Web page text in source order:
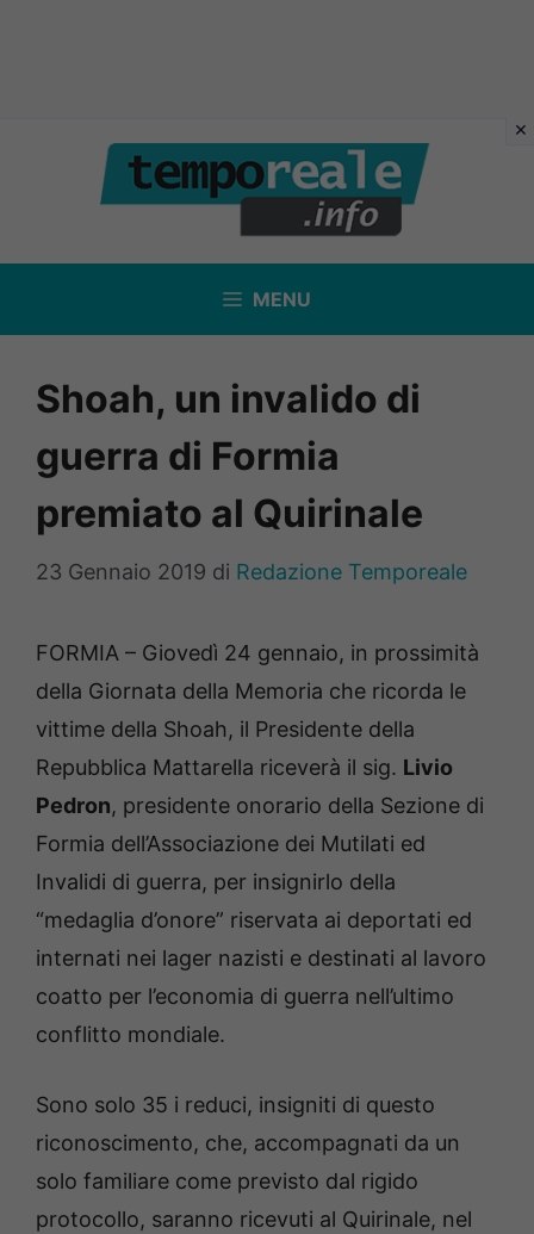
contenuto
MENU
Shoah, un invalido di
guerra di Formia
premiato al Quirinale
23 Gennaio 2019 di Redazione Temporeale
FORMIA – Giovedì 24 gennaio, in prossimità
della Giornata della Memoria che ricorda le
vittime della Shoah, il Presidente della
Repubblica Mattarella riceverà il sig. Livio
Pedron, presidente onorario della Sezione di
Formia dell’Associazione dei Mutilati ed
Invalidi di guerra, per insignirlo della
“medaglia d’onore” riservata ai deportati ed
internati nei lager nazisti e destinati al lavoro
coatto per l’economia di guerra nell’ultimo
conflitto mondiale.
Sono solo 35 i reduci, insigniti di questo
riconoscimento, che, accompagnati da un
solo familiare come previsto dal rigido
protocollo, saranno ricevuti al Quirinale, nel